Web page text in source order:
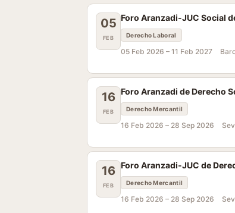
05
FEB
Foro Aranzadi-JUC Social
Derecho Laboral
05 Feb 2026 – 11 Feb 2027
16
FEB
Foro Aranzadi de Derecho
Derecho Mercantil
16 Feb 2026 – 28 Sep 2026
16
FEB
Foro Aranzadi-JUC de
Derecho Mercantil
16 Feb 2026 – 28 Sep 2026